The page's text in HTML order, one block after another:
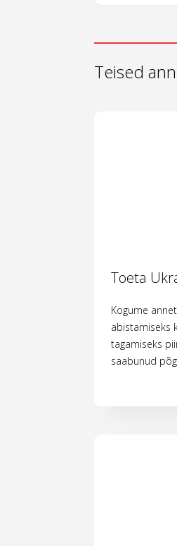
Teised
Toeta
Kogume
abistamiseks
tagamiseks
saabunud